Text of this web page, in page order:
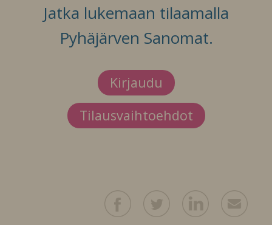
Jatka lukemaan tilaamalla
Pyhäjärven Sanomat.
Kirjaudu
Tilausvaihtoehdot